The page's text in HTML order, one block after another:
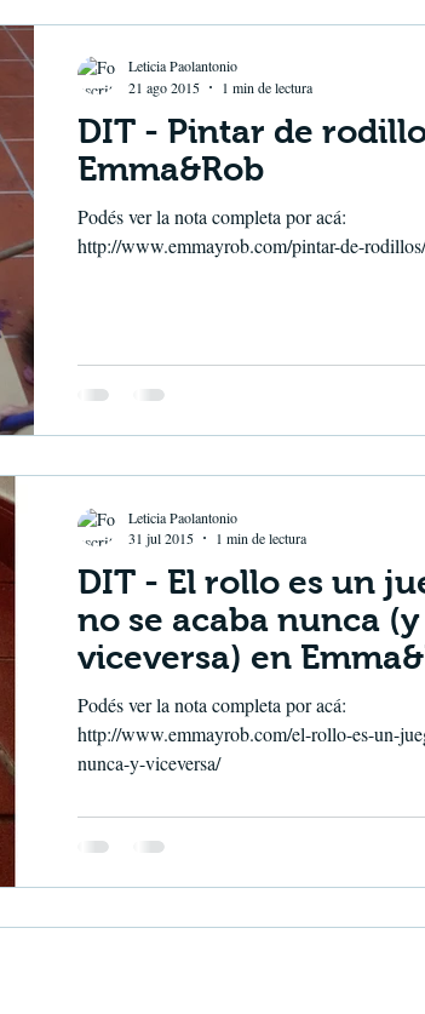
DIT - Pintar de
Emma&Rob
Podés ver la nota completa por acá:
http://www.emmayrob.com/pintar-de-rodillos/
Leticia Paolantonio
21 ago 2015
1 min de lectura
DIT - El rollo es un
no se acaba nunca (y
viceversa) en
Podés ver la nota completa por acá:
http://www.emmayrob.com/el-rollo-es-un-
nunca-y-viceversa/
Leticia Paolantonio
31 jul 2015
1 min de lectura